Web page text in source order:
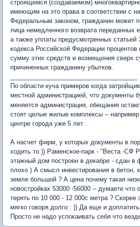
строящемся (создаваемом)
имеющим на это права в соответствии с
Федеральным законом, гражданин может
лица немедленного возврата переданных
а также уплаты предусмотренных статьей
кодекса Российской Федерации
сумму этих средств и возмещения сверх
причиненных гражданину убытков.
По области куча примеров когда
местной администрацией, что документы
меняется администрация, обещания
стоят целые жилые комплексы --
центре города уже 5 лет .
А насчет фирм, у которых документы в
ходить то )) Раменское-парк - "Веста -СФ
этажный дом построен в декабре - сдан в
плохо ) А смысл инвестирования в бетон,
земле большой ? А цена почему такая
новостройках 53000 -56000 -- думаете что
терять по 10 000 - 12 000с метра ? Скорее
мягко говоря долго : )) Да еще и
Просто не надо успокаивать себя что